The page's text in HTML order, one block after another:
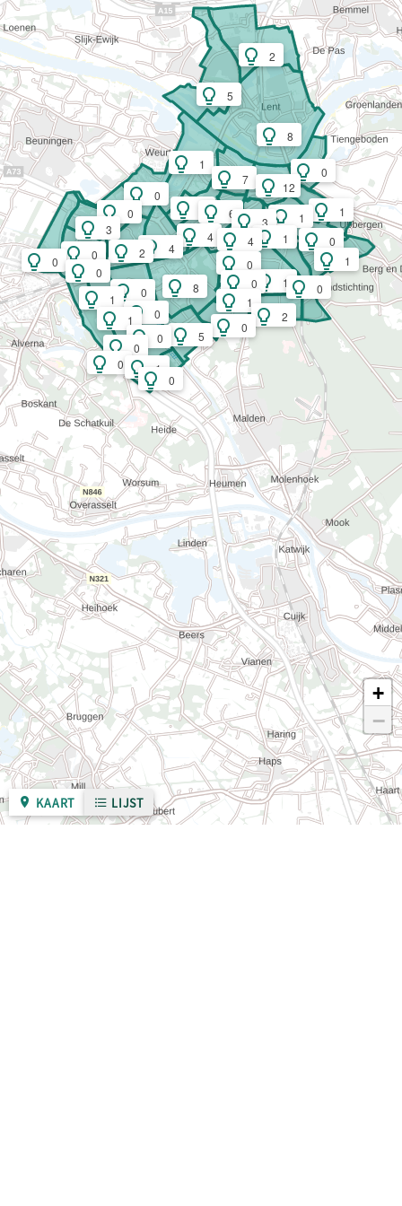
KAART LIJST
12
3
1
1
1
0
1
0
0
4
0
8
0
1
0
5
1
2
7
6
1
4
4
1
1
0
1
0
0
0
1
0
0
3
2
0
0
0
0
0
5
2
8
+
−